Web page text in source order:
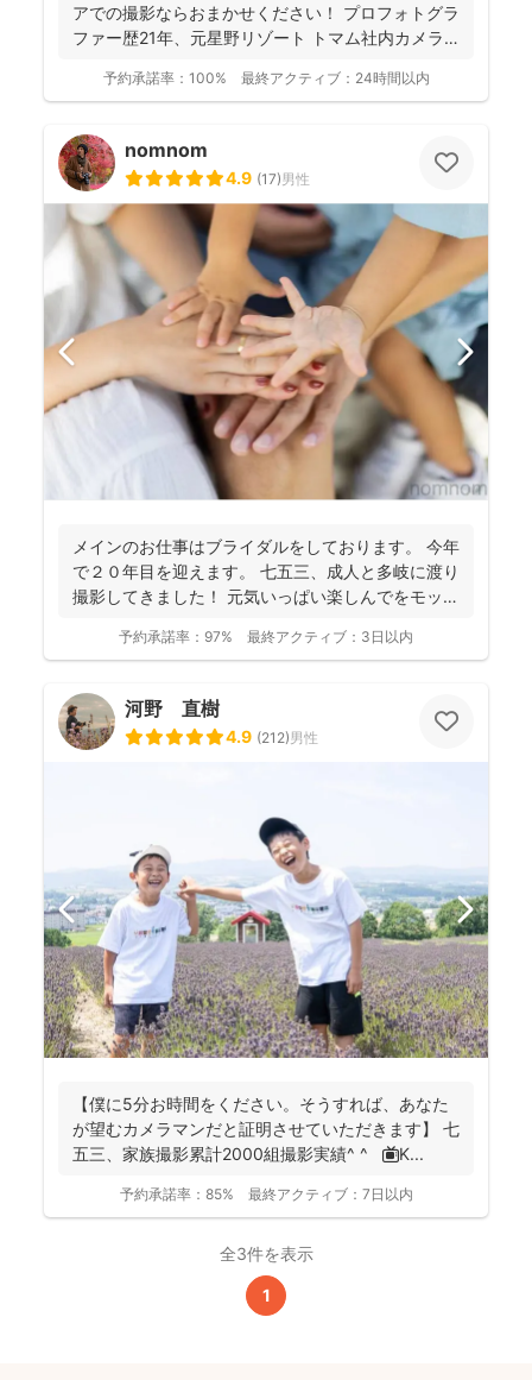
アでの撮影ならおまかせください！ プロフォトグラ
ファー歴21年、元星野リゾート トマム社内カメラ
予約承諾率： 100% 最終アクティブ： 24時間以内
nomnom
4.9 (17)男性
メインのお仕事はブライダルをしております。 今年
で２０年目を迎えます。 七五三、成人と多岐に渡り
撮影してきました！ 元気いっぱい楽しんでをモット
予約承諾率： 97% 最終アクティブ： 3日以内
河野 直樹
4.9 (212)男性
【僕に5分お時間をください。そうすれば、あなた
が望むカメラマンだと証明させていただきます】 七
五三、家族撮影累計2000組撮影実績^ ^ 📺K...
予約承諾率： 85% 最終アクティブ： 7日以内
全3件を表示
1